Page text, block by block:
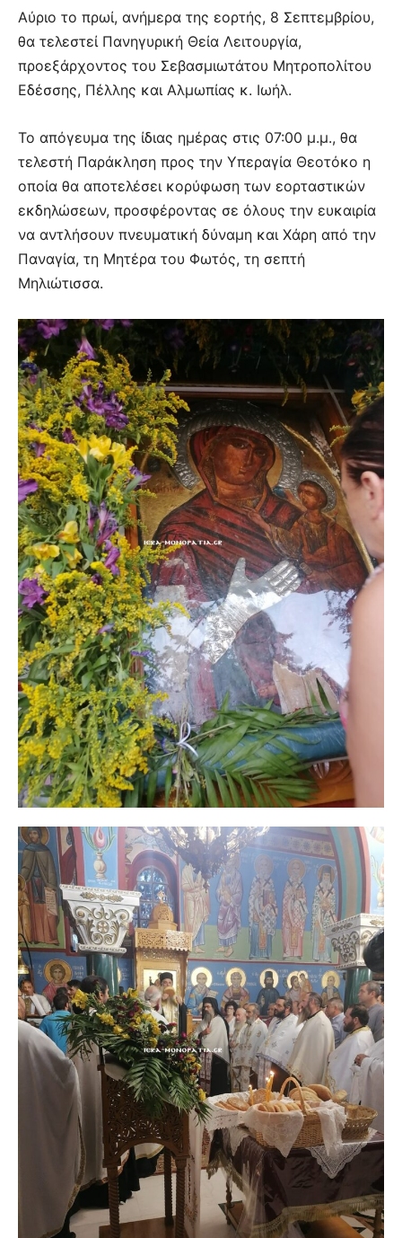
Αύριο το πρωί, ανήμερα της εορτής, 8 Σεπτεμβρίου,
θα τελεστεί Πανηγυρική Θεία Λειτουργία,
προεξάρχοντος του Σεβασμιωτάτου Μητροπολίτου
Εδέσσης, Πέλλης και Αλμωπίας κ. Ιωήλ.
Το απόγευμα της ίδιας ημέρας στις 07:00 μ.μ., θα
τελεστή Παράκληση προς την Υπεραγία Θεοτόκο η
οποία θα αποτελέσει κορύφωση των εορταστικών
εκδηλώσεων, προσφέροντας σε όλους την ευκαιρία
να αντλήσουν πνευματική δύναμη και Χάρη από την
Παναγία, τη Μητέρα του Φωτός, τη σεπτή
Μηλιώτισσα.